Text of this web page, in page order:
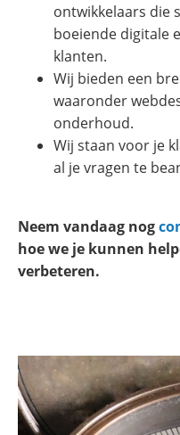
ontwikkelaars die
boeiende digitale
klanten.
Wij bieden een
waaronder
onderhoud.
Wij staan voor je
al je vragen te
Neem vandaag nog
hoe we je kunnen
verbeteren.